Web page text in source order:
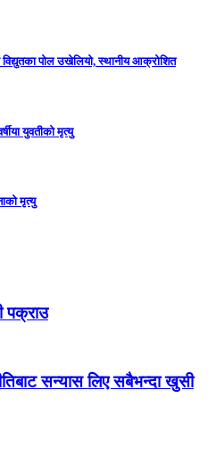
विद्युतका पोल उखेलियो, स्थानीय आक्रोशित
युवतीको मृत्यु
मृत्यु
पक्राउ
सन्यास लिए सबैभन्दा खुसी